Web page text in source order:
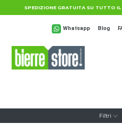
Salta al contenuto principale
SPEDIZIONE GRATUITA SU TUTTO
Whatsapp Blog
Filtri